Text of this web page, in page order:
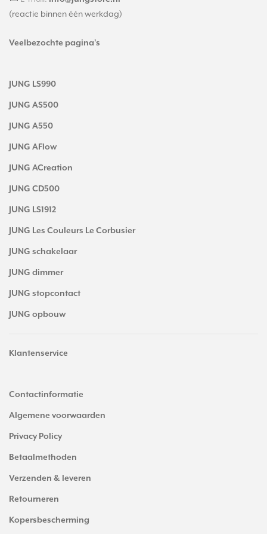
(reactie binnen één werkdag)
Veelbezochte pagina's
JUNG LS990
JUNG AS500
JUNG A550
JUNG AFlow
JUNG ACreation
JUNG CD500
JUNG LS1912
JUNG Les Couleurs Le Corbusier
JUNG schakelaar
JUNG dimmer
JUNG stopcontact
JUNG opbouw
Klantenservice
Contactinformatie
Algemene voorwaarden
Privacy Policy
Betaalmethoden
Verzenden & leveren
Retourneren
Kopersbescherming